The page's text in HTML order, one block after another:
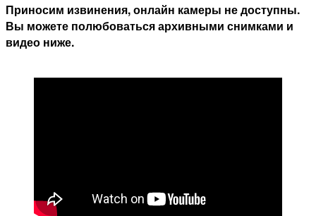
6
км
Приносим извинения, онлайн камеры не доступны.
Вы можете полюбоваться архивными снимками и
видео ниже.